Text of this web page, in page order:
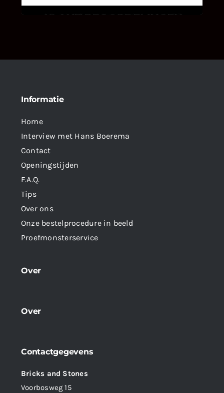
Informatie
Home
Interview met Hans Boerema
Contact
Openingstijden
F.A.Q.
Tips
Over ons
Onze bestelprocedure in beeld
Proefmonsterservice
Over
Over
Contactgegevens
Bricks and Stones
Voorbosweg 15